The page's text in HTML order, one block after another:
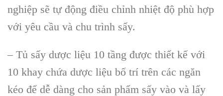
nghiệp sẽ tự động điều chỉnh nhiệt độ phù hợp
với yêu cầu và chu trình sấy.
– Tủ sấy dược liệu 10 tầng được thiết kế với
10 khay chứa dược liệu bố trí trên các ngăn
kéo để dễ dàng cho sản phẩm sấy vào và lấy